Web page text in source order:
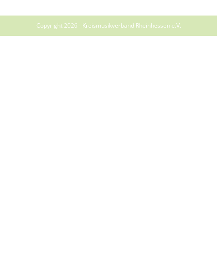
Copyright 2026 - Kreismusikverband Rheinhessen e.V.